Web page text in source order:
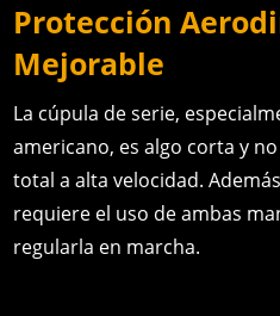
Protección
Mejorable
La cúpula de serie,
americano, es algo corta y
total a alta velocidad.
requiere el uso de ambas
regularla en marcha.